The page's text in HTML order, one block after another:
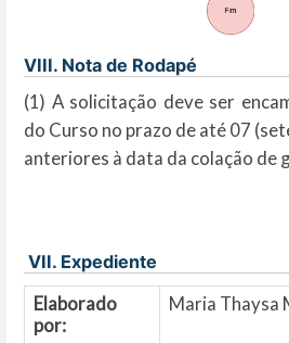
VIII. Nota de Rodapé
(1) A solicitação deve ser
do Curso no prazo de até 07
anteriores à data da colação de
VII. Expediente
Elaborado
por:
Maria Thaysa